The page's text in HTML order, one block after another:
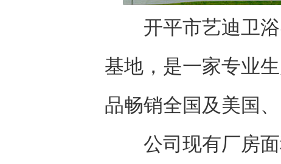
开平市艺迪卫浴
基地，是一家专业
品畅销全国及美国
公司现有厂房面